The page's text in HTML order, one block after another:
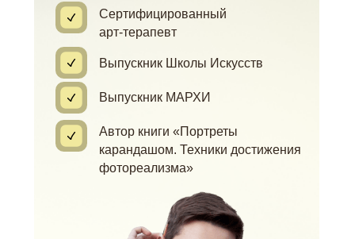
Сертифицированный
арт-терапевт
Выпускник Школы Искусств
Выпускник МАРХИ
Автор книги «Портреты
карандашом. Техники достижения
фотореализма»